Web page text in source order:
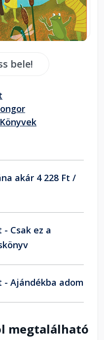
bele!
akár 4 228 Ft /
- Csak ez a
- Ajándékba adom
megtalálható